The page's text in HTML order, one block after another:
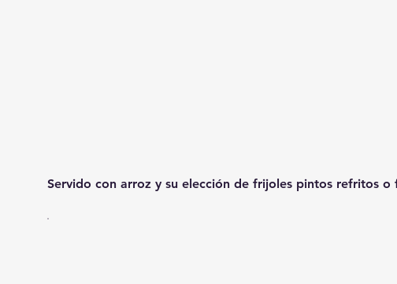
Servido con arroz y su elección de frijoles pintos refritos o